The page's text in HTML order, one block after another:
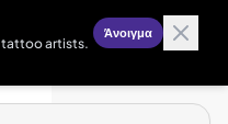
tattoo artists.
Άνοιγμα